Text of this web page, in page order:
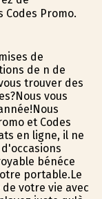
Promo.
de
de fin de
trouver des
vous
et Codes
en ligne, il ne
bénéfice
portable.Le
votre vie avec